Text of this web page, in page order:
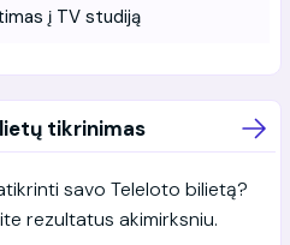
į TV studiją
tikrinimas
savo Teleloto bilietą?
rezultatus akimirksniu.